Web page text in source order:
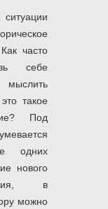
часто
себе
такое
Под
одних
нового
в
можно